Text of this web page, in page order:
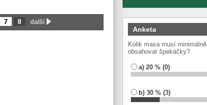
7 8 další
Anketa
Kolik masa musí minimálně
obsahovat špekáčky?
a) 20 % (0)
b) 30 % (3)